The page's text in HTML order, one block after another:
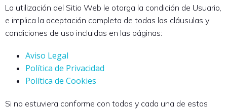
La utilización del Sitio Web le otorga la condición de Usuario,
e implica la aceptación completa de todas las cláusulas y
condiciones de uso incluidas en las páginas:
Aviso Legal
Política de Privacidad
Política de Cookies
Si no estuviera conforme con todas y cada una de estas